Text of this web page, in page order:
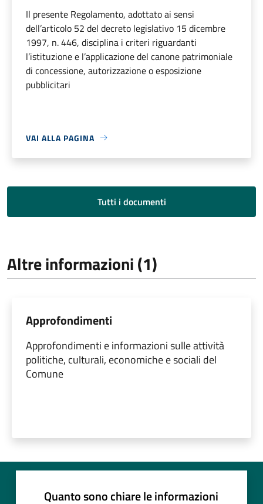
Il presente Regolamento, adottato ai sensi
dell’articolo 52 del decreto legislativo 15 dicembre
1997, n. 446, disciplina i criteri riguardanti
l’istituzione e l’applicazione del canone patrimoniale
di concessione, autorizzazione o esposizione
pubblicitari
VAI ALLA PAGINA
Tutti i documenti
Altre informazioni (1)
Approfondimenti
Approfondimenti e informazioni sulle attività
politiche, culturali, economiche e sociali del
Comune
Quanto sono chiare le informazioni